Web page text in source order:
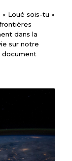
Loué sois-tu »
dans la
sur notre
document